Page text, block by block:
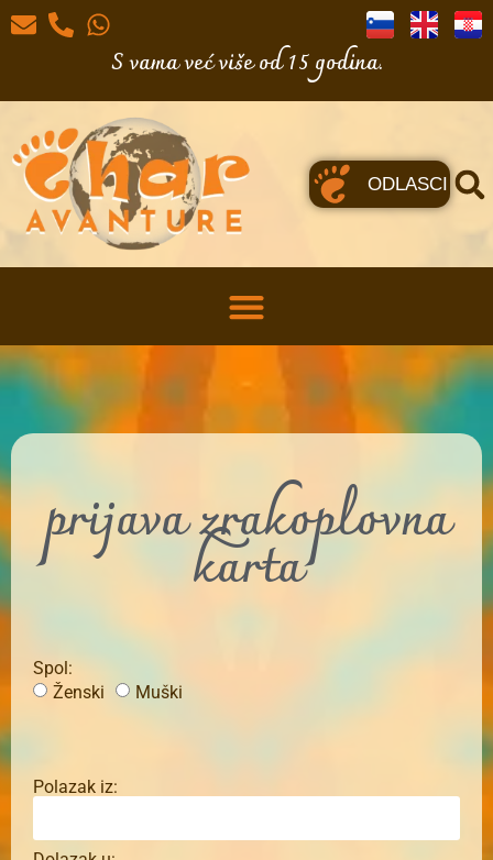
S vama već više od 15 godina.
ODLASCI
prijava zrakoplovna
karta
Spol:
Ženski
Muški
Polazak iz: